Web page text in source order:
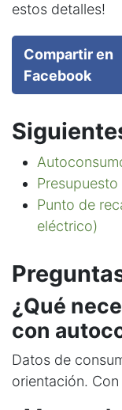
estos detalles!
Compartir en
Facebook
Punto de
eléctrico)
¿Qué
con
Datos de
orientación.